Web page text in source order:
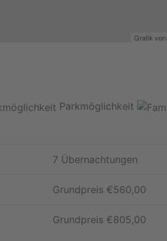
Grafik von
Parkmöglichkeit
7 Übernachtungen
Grundpreis €560,00
Grundpreis €805,00